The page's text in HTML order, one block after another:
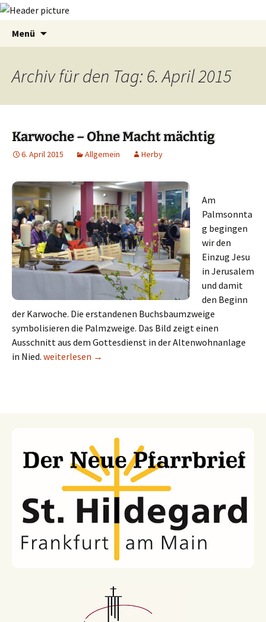
Menü
Archiv für den Tag: 6. April 2015
Karwoche – Ohne Macht mächtig
6. April 2015 Allgemein Herby
Am
Palmsonnta
g begingen
wir den
Einzug Jesu
in Jerusalem
und damit
den Beginn
der Karwoche. Die erstandenen Buchsbaumzweige
symbolisieren die Palmzweige. Das Bild zeigt einen
Ausschnitt aus dem Gottesdienst in der Altenwohnanlage
in Nied. Karwoche – Ohne Macht mächtig
weiterlesen →